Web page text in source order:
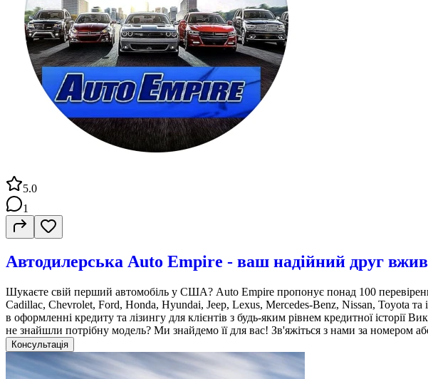
5.0
1
Автодилерська Auto Empire - ваш надійний друг
Шукаєте свій перший автомобіль у США? Auto Empire пропонує понад 100
Cadillac, Chevrolet, Ford, Honda, Hyundai, Jeep, Lexus, Mercedes-Benz, Nissan, Toyota
в оформленні кредиту та лізингу для клієнтів з будь-яким рівнем кредитної історії
не знайшли потрібну модель? Ми знайдемо її для вас! Зв'яжіться з нами за номером
Консультація